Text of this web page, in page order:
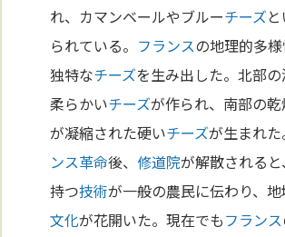
れ、カマンベールやブルーチーズ
られている。 フランスの地理的多
独特なチーズを生み出した。北部
柔らかいチーズが作られ、南部の
が凝縮された硬いチーズが生まれた
ンス革命後、修道院が解散される
持つ技術が一般の農民に伝わり、
文化が花開いた。現在でもフランス